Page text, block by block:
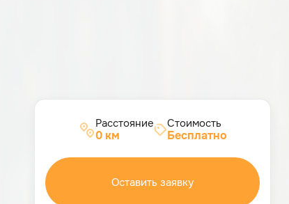
Расстояние
0 км
Стоимость
Бесплатно
Оставить заявку